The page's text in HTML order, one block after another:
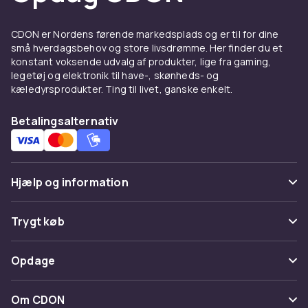
Splitterkabler deler et signal til flere udgange –
koaksiale splitter til tv-antenninstallationer.
Accelerometre bruges i DIY-sensor-systemer
og robotprojekter.
Udforskelektronikkomponenter hos CDON –
konvertere, modulatorer, splittere og stik.
Fordele og brugsanvisning til
Komponenter
Hos CDON finder du Komponenter fra ledende
Vores brede sortiment dækker alle prisklasser,
fra indstegningsmodeller til avancerede
professionelle løsninger. Alle produkter er
CDON er Nordens førende markedsplads og er til for dine
små hverdagsbehov og store livsdrømme. Her finder du et
konstant voksende udvalg af produkter, lige fra gaming,
legetøj og elektronik til have-, skønheds- og
kæledyrsprodukter. Ting til livet, ganske enkelt.
Betalingsalternativ
Hjælp og information
Ofte stillede spørgsmål
Spor pakke
Fortryd & returner her
Kontakt os
Trygt køb
Betaling
Levering
Opdage
Kategorier
Om CDON